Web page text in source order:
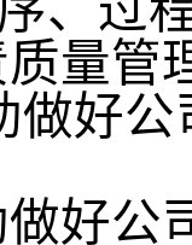
量管
做好公
好公